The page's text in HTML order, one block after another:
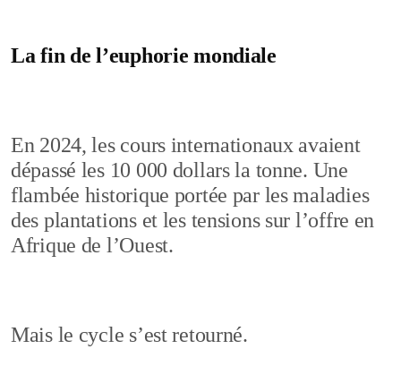
La fin de l’euphorie mondiale
En 2024, les cours internationaux avaient
dépassé les 10 000 dollars la tonne. Une
flambée historique portée par les maladies
des plantations et les tensions sur l’offre en
Afrique de l’Ouest.
Mais le cycle s’est retourné.